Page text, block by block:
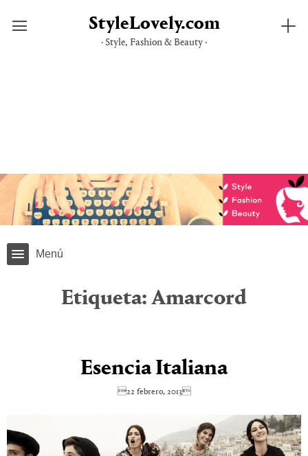
StyleLovely.com
· Style, Fashion & Beauty ·
Menú
Etiqueta: Amarcord
Esencia Italiana
22 febrero, 2013